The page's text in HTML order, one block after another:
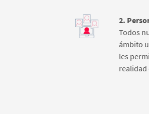
2.
Todos
ámbito
les
realidad